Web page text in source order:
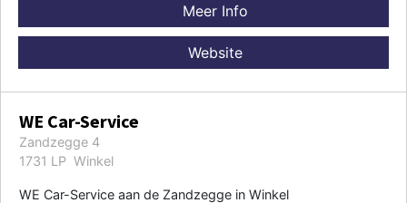
Meer Info
Website
WE Car-Service
Zandzegge 4
1731 LP Winkel
WE Car-Service aan de Zandzegge in Winkel